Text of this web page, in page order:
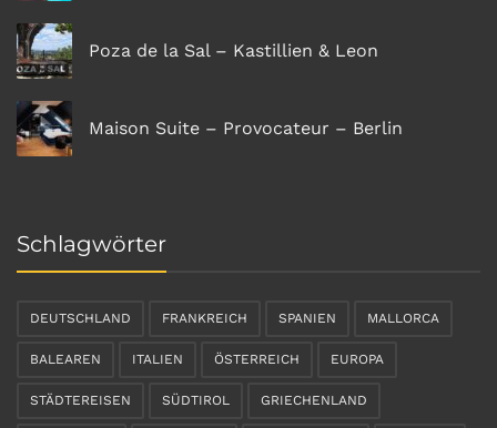
Poza de la Sal – Kastillien & Leon
Maison Suite – Provocateur – Berlin
Schlagwörter
DEUTSCHLAND FRANKREICH SPANIEN MALLORCA
BALEAREN ITALIEN ÖSTERREICH EUROPA
STÄDTEREISEN SÜDTIROL GRIECHENLAND